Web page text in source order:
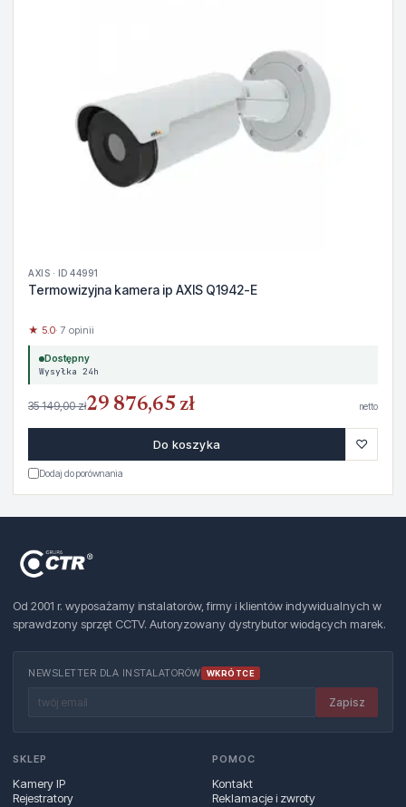
AXIS · ID 44991
Termowizyjna kamera ip AXIS Q1942-E
★ 5.0· 7 opinii
Dostępny
Wysyłka 24h
35 149,00 zł29 876,65 zł netto
Do koszyka ♡
Dodaj do porównania
Od 2001 r. wyposażamy instalatorów, firmy i klientów indywidualnych w
sprawdzony sprzęt CCTV. Autoryzowany dystrybutor wiodących marek.
NEWSLETTER DLA INSTALATORÓW WKRÓTCE
Zapisz
SKLEP
Kamery IP
Rejestratory
POMOC
Kontakt
Reklamacje i zwroty